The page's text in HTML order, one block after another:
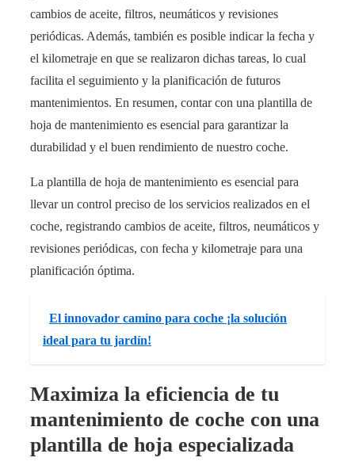
cambios de aceite, filtros, neumáticos y revisiones
periódicas. Además, también es posible indicar la fecha y
el kilometraje en que se realizaron dichas tareas, lo cual
facilita el seguimiento y la planificación de futuros
mantenimientos. En resumen, contar con una plantilla de
hoja de mantenimiento es esencial para garantizar la
durabilidad y el buen rendimiento de nuestro coche.
La plantilla de hoja de mantenimiento es esencial para
llevar un control preciso de los servicios realizados en el
coche, registrando cambios de aceite, filtros, neumáticos y
revisiones periódicas, con fecha y kilometraje para una
planificación óptima.
El innovador camino para coche ¡la solución
ideal para tu jardín!
Maximiza la eficiencia de tu
mantenimiento de coche con una
plantilla de hoja especializada